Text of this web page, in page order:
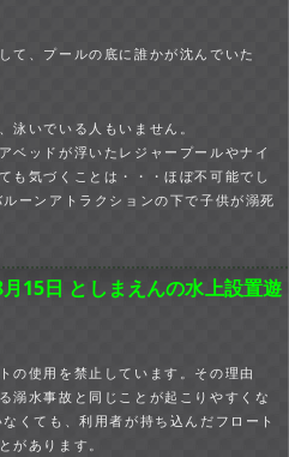
て、プールの底に誰かが沈んでいた
泳いでいる人もいません。
ベッドが浮いたレジャープールやナイ
も気づくことは・・・ほぼ不可能でし
15日 としまえんの水上設置遊
の使用を禁止しています。その理由
溺水事故と同じことが起こりやすくな
があります。